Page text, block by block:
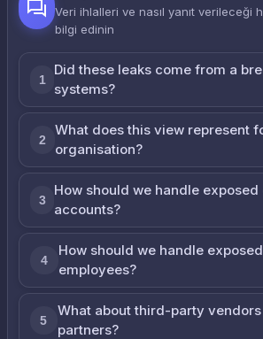
Veri ihlalleri ve nasıl yanıt verileceği
bilgi edinin
1
Did these leaks come from a
systems?
2
What does this view represent
organisation?
3
How should we handle
accounts?
4
How should we handle exposed
employees?
5
What about third-party
partners?